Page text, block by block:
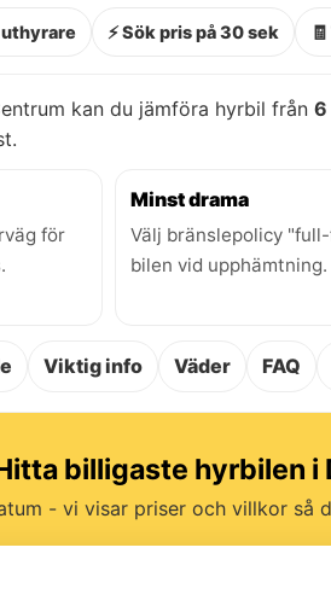
uthyrare ⚡ Sök pris på 30 sek
kan du jämföra hyrbil från 6
för
Minst drama
Välj bränslepolicy
bilen vid upphämtning.
Viktig info Väder FAQ
billigaste hyrbilen i
- vi visar priser och villkor så